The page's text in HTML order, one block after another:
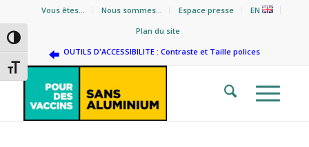
Passer en contraste élevé
Changer la taille de la police
Vous êtes… Nous sommes… Espace presse
EN
Plan du site
OUTILS D'ACCESSIBILITE : Contraste et Taille polices